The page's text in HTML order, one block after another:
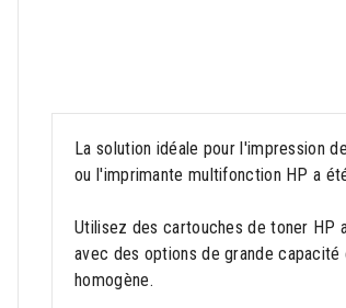
La solution idéale pour l'impression
ou l'imprimante multifonction HP a
Utilisez des cartouches de toner HP
avec des options de grande capacité
homogène.